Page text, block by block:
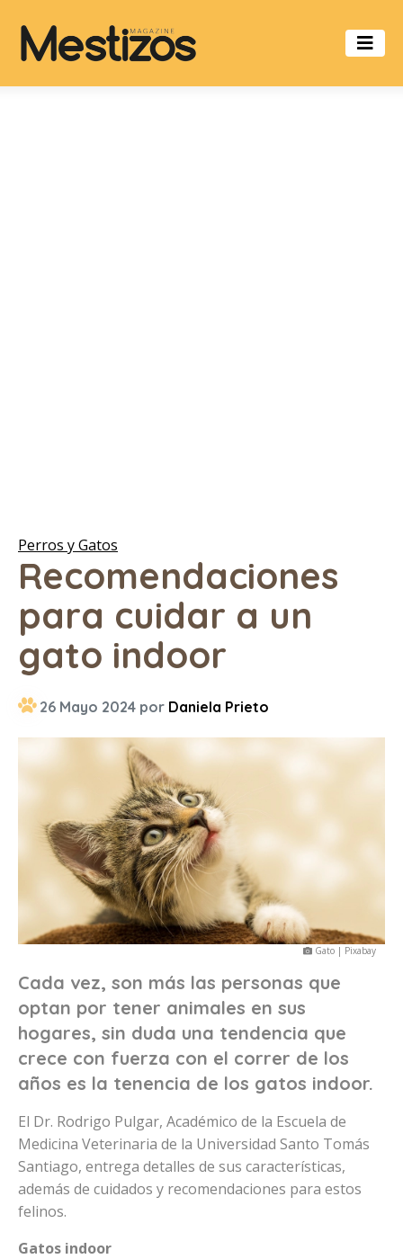
Perros y Gatos
Recomendaciones
para cuidar a un
gato indoor
26 Mayo 2024 por Daniela Prieto
Gato | Pixabay
Cada vez, son más las personas que
optan por tener animales en sus
hogares, sin duda una tendencia que
crece con fuerza con el correr de los
años es la tenencia de los gatos indoor.
El Dr. Rodrigo Pulgar, Académico de la Escuela de
Medicina Veterinaria de la Universidad Santo Tomás
Santiago, entrega detalles de sus características,
además de cuidados y recomendaciones para estos
felinos.
Gatos indoor